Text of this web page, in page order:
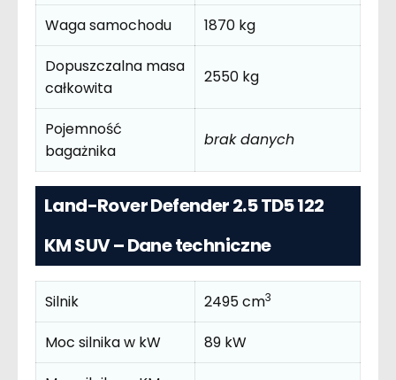
Waga samochodu
1870 kg
Dopuszczalna masa
całkowita
2550 kg
Pojemność
bagażnika
brak danych
Land-Rover Defender 2.5 TD5 122
KM SUV – Dane techniczne
Silnik 2495 cm3
Moc silnika w kW
89 kW